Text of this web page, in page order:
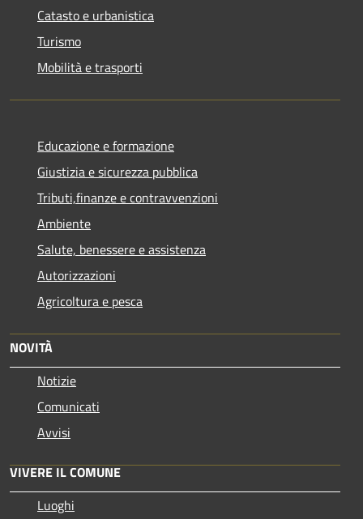
Catasto e urbanistica
Turismo
Mobilità e trasporti
Educazione e formazione
Giustizia e sicurezza pubblica
Tributi,finanze e contravvenzioni
Ambiente
Salute, benessere e assistenza
Autorizzazioni
Agricoltura e pesca
NOVITÀ
Notizie
Comunicati
Avvisi
VIVERE IL COMUNE
Luoghi